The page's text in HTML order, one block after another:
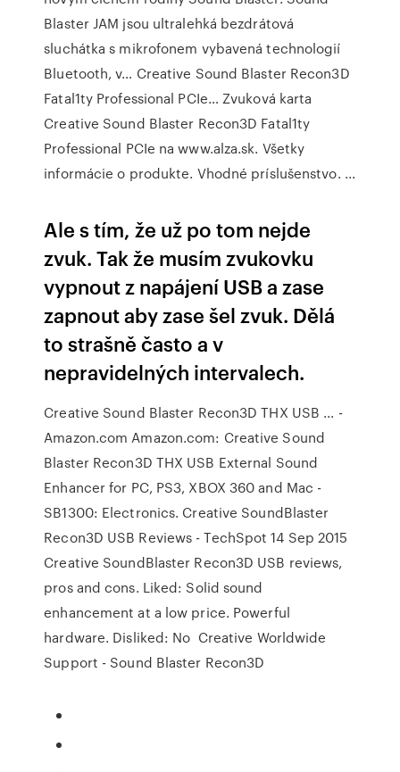
Blaster JAM jsou ultralehká bezdrátová
sluchátka s mikrofonem vybavená technologií
Bluetooth, v… Creative Sound Blaster Recon3D
Fatal1ty Professional PCIe… Zvuková karta
Creative Sound Blaster Recon3D Fatal1ty
Professional PCIe na www.alza.sk. Všetky
informácie o produkte. Vhodné príslušenstvo. ...
Ale s tím, že už po tom nejde
zvuk. Tak že musím zvukovku
vypnout z napájení USB a zase
zapnout aby zase šel zvuk. Dělá
to strašně často a v
nepravidelných intervalech.
Creative Sound Blaster Recon3D THX USB ... -
Amazon.com Amazon.com: Creative Sound
Blaster Recon3D THX USB External Sound
Enhancer for PC, PS3, XBOX 360 and Mac -
SB1300: Electronics. Creative SoundBlaster
Recon3D USB Reviews - TechSpot 14 Sep 2015
Creative SoundBlaster Recon3D USB reviews,
pros and cons. Liked: Solid sound
enhancement at a low price. Powerful
hardware. Disliked: No Creative Worldwide
Support - Sound Blaster Recon3D